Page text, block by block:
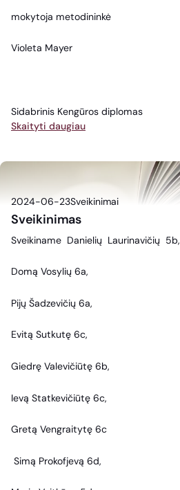
mokytoja metodininkė
Violeta Mayer
Sidabrinis Kengūros diplomas
Skaityti daugiau
2024-06-23Sveikinimai
Sveikinimas
Sveikiname Danielių Laurinavičių 5b,
Domą Vosylių 6a,
Pijų Šadzevičių 6a,
Evitą Sutkutę 6c,
Giedrę Valevičiūtę 6b,
Ievą Statkevičiūtę 6c,
Gretą Vengraitytę 6c
Simą Prokofjevą 6d,